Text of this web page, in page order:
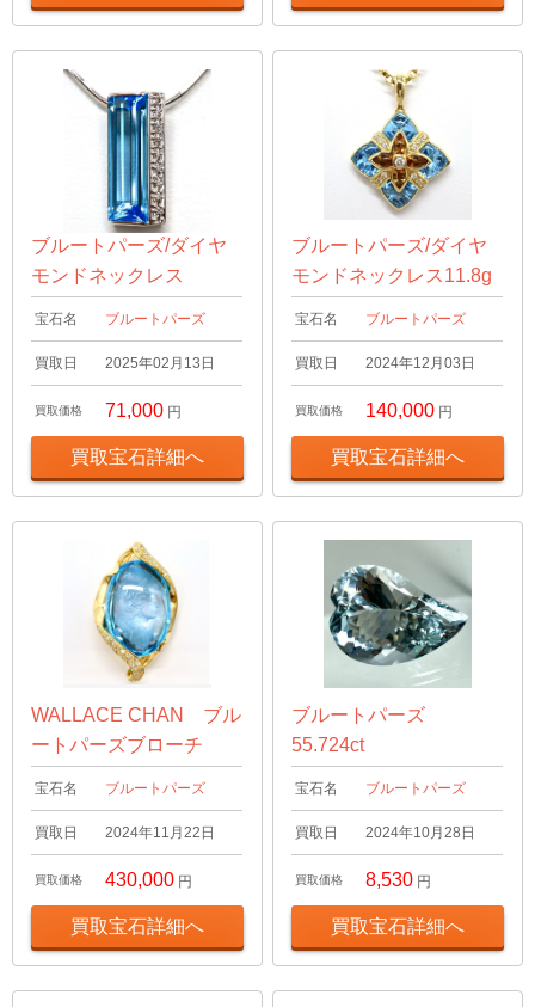
ブルートパーズ/ダイヤ
モンドネックレス
宝石名 ブルートパーズ
買取日 2025年02月13日
買取価格 71,000 円
買取宝石詳細へ
ブルートパーズ/ダイヤ
モンドネックレス11.8g
宝石名 ブルートパーズ
買取日 2024年12月03日
買取価格 140,000 円
買取宝石詳細へ
WALLACE CHAN ブル
ートパーズブローチ
宝石名 ブルートパーズ
買取日 2024年11月22日
買取価格 430,000 円
買取宝石詳細へ
ブルートパーズ
55.724ct
宝石名 ブルートパーズ
買取日 2024年10月28日
買取価格 8,530 円
買取宝石詳細へ